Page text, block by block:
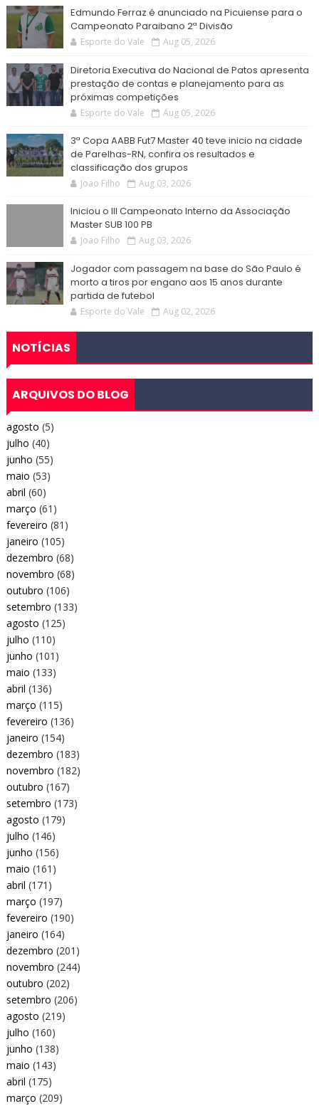
Edmundo Ferraz é anunciado na Picuiense para o
Campeonato Paraibano 2ª Divisão
Esporte do Vale Aug 05, 2026
Diretoria Executiva do Nacional de Patos apresenta
prestação de contas e planejamento para as
próximas competições
Esporte do Vale Aug 05, 2026
3ª Copa AABB Fut7 Master 40 teve inicio na cidade
de Parelhas-RN, confira os resultados e
classificação dos grupos
Joao Filho Aug 03, 2026
Iniciou o III Campeonato Interno da Associação
Master SUB 100 PB
Joao Filho Aug 03, 2026
Jogador com passagem na base do São Paulo é
morto a tiros por engano aos 15 anos durante
partida de futebol
Esporte do Vale Aug 02, 2026
NOTÍCIAS
ARQUIVOS DO BLOG
agosto (5)
julho (40)
junho (55)
maio (53)
abril (60)
março (61)
fevereiro (81)
janeiro (105)
dezembro (68)
novembro (68)
outubro (106)
setembro (133)
agosto (125)
julho (110)
junho (101)
maio (133)
abril (136)
março (115)
fevereiro (136)
janeiro (154)
dezembro (183)
novembro (182)
outubro (167)
setembro (173)
agosto (179)
julho (146)
junho (156)
maio (161)
abril (171)
março (197)
fevereiro (190)
janeiro (164)
dezembro (201)
novembro (244)
outubro (202)
setembro (206)
agosto (219)
julho (160)
junho (138)
maio (143)
abril (175)
março (209)